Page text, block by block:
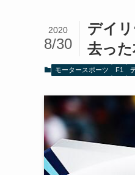
デイ
去っ
2020
8/30
モータースポーツ F1